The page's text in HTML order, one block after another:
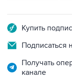
Купить
Подписаться
Получать
канале